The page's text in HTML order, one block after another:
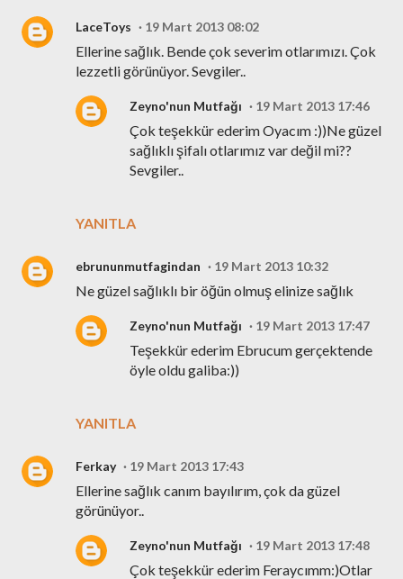
LaceToys 19 Mart 2013 08:02
Ellerine sağlık. Bende çok severim otlarımızı. Çok
lezzetli görünüyor. Sevgiler..
YANITLA
Zeyno'nun Mutfağı 19 Mart 2013 17:46
Çok teşekkür ederim Oyacım :))Ne güzel
sağlıklı şifalı otlarımız var değil mi??
Sevgiler..
ebrununmutfagindan 19 Mart 2013 10:32
Ne güzel sağlıklı bir öğün olmuş elinize sağlık
YANITLA
Zeyno'nun Mutfağı 19 Mart 2013 17:47
Teşekkür ederim Ebrucum gerçektende
öyle oldu galiba:))
Ferkay 19 Mart 2013 17:43
Ellerine sağlık canım bayılırım, çok da güzel
görünüyor..
Zeyno'nun Mutfağı 19 Mart 2013 17:48
Çok teşekkür ederim Feraycımm:)Otlar